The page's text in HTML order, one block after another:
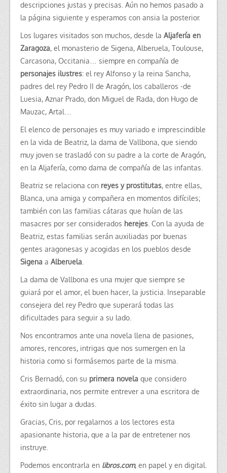
descripciones justas y precisas. Aún no hemos pasado a
la página siguiente y esperamos con ansia la posterior.
Los lugares visitados son muchos, desde la Aljafería en
Zaragoza, el monasterio de Sigena, Alberuela, Toulouse,
Carcasona, Occitania… siempre en compañía de
personajes ilustres: el rey Alfonso y la reina Sancha,
padres del rey Pedro II de Aragón, los caballeros -de
Luesia, Aznar Prado, don Miguel de Rada, don Hugo de
Mauzac, Artal…
El elenco de personajes es muy variado e imprescindible
en la vida de Beatriz, la dama de Vallbona, que siendo
muy joven se trasladó con su padre a la corte de Aragón,
en la Aljafería, como dama de compañía de las infantas.
Beatriz se relaciona con reyes y prostitutas, entre ellas,
Blanca, una amiga y compañera en momentos difíciles;
también con las familias cátaras que huían de las
masacres por ser considerados herejes . Con la ayuda de
Beatriz, estas familias serán auxiliadas por buenas
gentes aragonesas y acogidas en los pueblos desde
Sigena a Alberuela
La dama de Vallbona es una mujer que siempre se
guiará por el amor, el buen hacer, la justicia. Inseparable
consejera del rey Pedro que superará todas las
dificultades para seguir a su lado.
Nos encontramos ante una novela llena de pasiones,
amores, rencores, intrigas que nos sumergen en la
historia como si formásemos parte de la misma.
Cris Bernadó, con su primera novela que considero
extraordinaria, nos permite entrever a una escritora de
éxito sin lugar a dudas.
Gracias, Cris, por regalarnos a los lectores esta
apasionante historia, que a la par de entretener nos
instruye.
Podemos encontrarla en libros.com, en papel y en digital.